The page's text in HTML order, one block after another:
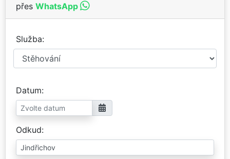
přes WhatsApp
Služba
Datum
Odkud